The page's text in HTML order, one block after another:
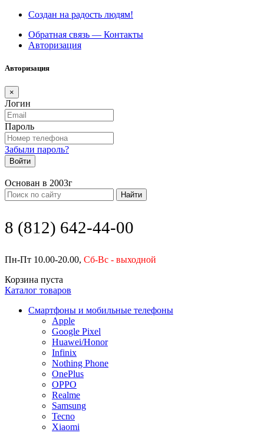
Создан на радость людям!
Обратная связь — Контакты
Авторизация
Авторизация
×
Логин
Пароль
Забыли пароль?
Войти
Основан в 2003г
Найти
8 (812) 642-44-00
Пн-Пт 10.00-20.00, Сб-Вс - выходной
Корзина пуста
Каталог товаров
Смартфоны и мобильные телефоны
Apple
Google Pixel
Huawei/Honor
Infinix
Nothing Phone
OnePlus
OPPO
Realme
Samsung
Tecno
Xiaomi